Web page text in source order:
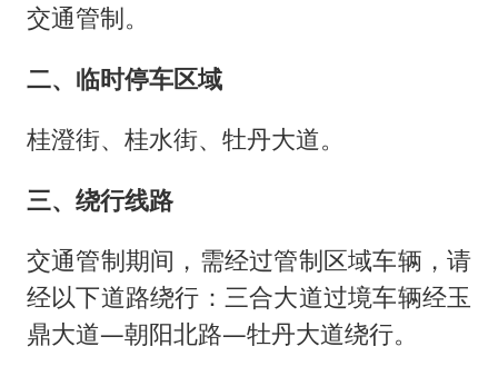
交通管制。
二、临时停车区域
桂澄街、桂水街、牡丹大道。
三、绕行线路
交通管制期间，需经过管制区域车辆，请
经以下道路绕行：三合大道过境车辆经玉
鼎大道—朝阳北路—牡丹大道绕行。